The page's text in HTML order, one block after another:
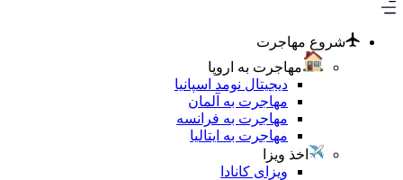
شروع مهاجرت
مهاجرت به اروپا
دیجیتال نومد اسپانیا
مهاجرت به آلمان
مهاجرت به فرانسه
مهاجرت به ایتالیا
اخذ ویزا
ویزای کانادا